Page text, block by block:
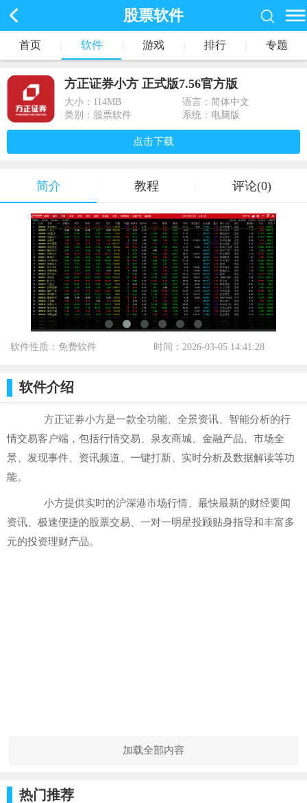
股票软件
首页 软件 游戏 排行 专题
方正证券小方 正式版7.56官方版
大小： 114MB
语言：简体中文
类别：股票软件
系统：电脑版
点击下载
简介 教程 评论(0)
软件性质：免费软件 时间：2026-03-05 14:41:28
软件介绍
方正证券小方是一款全功能、全景资讯、智能分析的行
情交易客户端，包括行情交易、泉友商城、金融产品、市场全
景、发现事件、资讯频道、一键打新、实时分析及数据解读等功
能。
小方提供实时的沪深港市场行情、最快最新的财经要闻
资讯、极速便捷的股票交易、一对一明星投顾贴身指导和丰富多
元的投资理财产品。
加载全部内容
热门推荐